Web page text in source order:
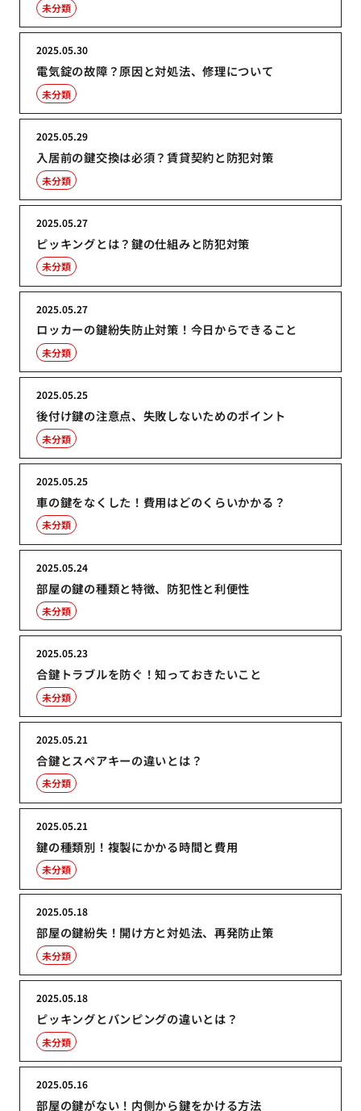
未分類
電気錠の故障？原因と対処法、修理について
2025.05.30
未分類
入居前の鍵交換は必須？賃貸契約と防犯対策
2025.05.29
未分類
ピッキングとは？鍵の仕組みと防犯対策
2025.05.27
未分類
ロッカーの鍵紛失防止対策！今日からできること
2025.05.27
未分類
後付け鍵の注意点、失敗しないためのポイント
2025.05.25
未分類
車の鍵をなくした！費用はどのくらいかかる？
2025.05.25
未分類
部屋の鍵の種類と特徴、防犯性と利便性
2025.05.24
未分類
合鍵トラブルを防ぐ！知っておきたいこと
2025.05.23
未分類
合鍵とスペアキーの違いとは？
2025.05.21
未分類
鍵の種類別！複製にかかる時間と費用
2025.05.21
未分類
部屋の鍵紛失！開け方と対処法、再発防止策
2025.05.18
未分類
ピッキングとバンピングの違いとは？
2025.05.18
未分類
部屋の鍵がない！内側から鍵をかける方法
2025.05.16